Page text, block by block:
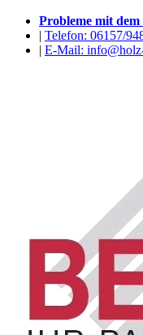
Probleme mit
| Telefon: 06157/
| E-Mail: